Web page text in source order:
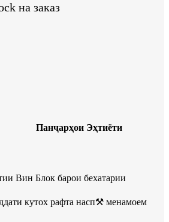
на заказ
Панҷарҳои Эҳтиёти
Вин Блок барои бехатарии
кутох рафта насп⚒️ менамоем